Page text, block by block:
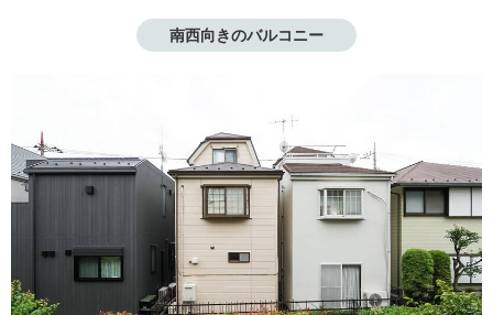
南西向きのバルコニー